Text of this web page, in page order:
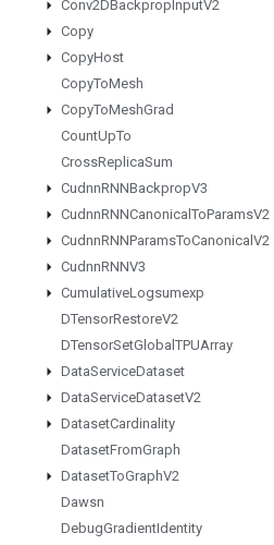
Conv2DBackpropInputV2
Copy
CopyHost
CopyToMesh
CopyToMeshGrad
CountUpTo
CrossReplicaSum
CudnnRNNBackpropV3
CudnnRNNCanonical ToParamsV2
CudnnRNNParamsToCanonical V2
CudnnRNNV3
CumulativeLogsumexp
DTensorRestoreV2
DTensorSetGlobal TPUArray
DataServiceDataset
DataServiceDatasetV2
DatasetCardinality
DatasetFromGraph
DatasetToGraphV2
Dawsn
DebugGradientIdentity